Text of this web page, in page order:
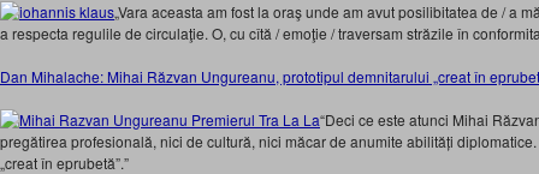
„Vara aceasta am fost la oraş unde am avut posilibitatea de / a
a respecta regulile de circulaţie. O, cu cîtă / emoţie / traversam străzile în
Dan Mihalache: Mihai Răzvan Ungureanu, prototipul demnitarului „creat în
“Deci ce este atunci Mihai
pregătirea profesională, nici de cultură, nici măcar de anumite abilități
„creat în eprubetă”.”